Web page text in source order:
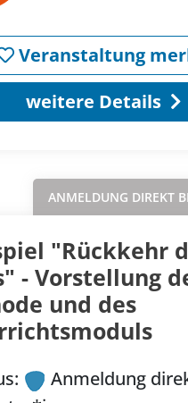
Veranstaltung
weitere Details
ANMELDUNG DIREKT
"Rückkehr
- Vorstellung
und des
Anmeldung